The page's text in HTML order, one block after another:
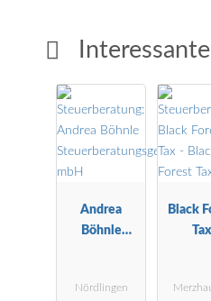
Andrea
Böhnle
ft mbH
Nördlingen
Black
Tax